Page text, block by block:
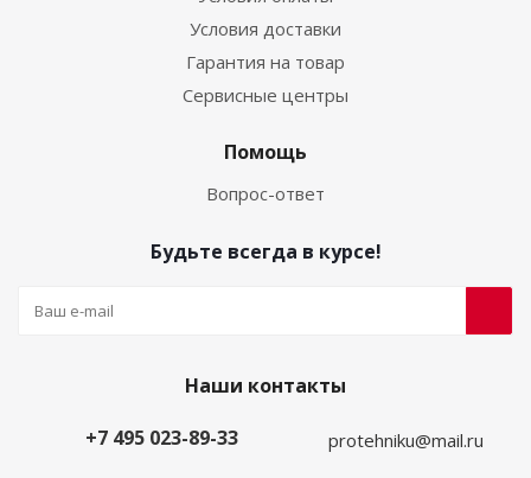
Условия доставки
Гарантия на товар
Сервисные центры
Помощь
Вопрос-ответ
Будьте всегда в курсе!
Наши контакты
+7 495 023-89-33
protehniku@mail.ru